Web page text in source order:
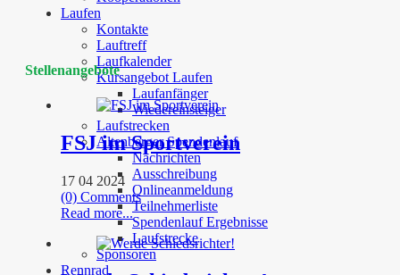
Laufen
Kontakte
Lauftreff
Laufkalender
Kursangebot Laufen
Laufanfänger
Wiedereinsteiger
Laufstrecken
Altenberger Spendenlauf
Nachrichten
Ausschreibung
Onlineanmeldung
Teilnehmerliste
Spendenlauf Ergebnisse
Laufstrecke
Sponsoren
Rennrad
Stellenangebote
FSJ im Sportverein
17 04 2024
(0) Comments
Read more...